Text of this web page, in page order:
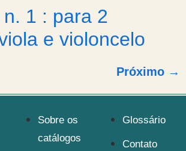
1 : para 2
e violoncelo
Próximo →
Sobre os
catálogos
Glossário
Contato